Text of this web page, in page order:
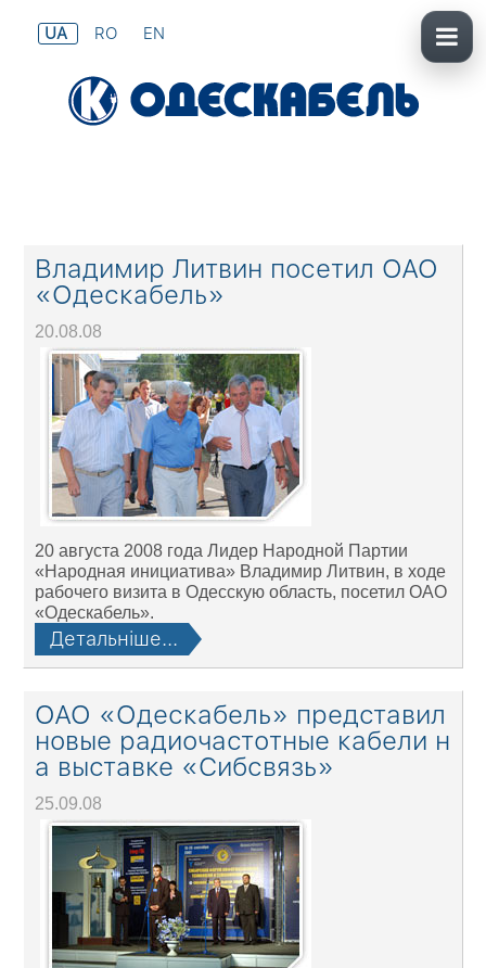
UA RO EN
Владимир Литвин посетил ОАО
«Одескабель»
20.08.08
20 августа 2008 года Лидер Народной Партии
«Народная инициатива» Владимир Литвин, в ходе
рабочего визита в Одесскую область, посетил ОАО
«Одескабель».
Детальніше...
ОАО «Одескабель» представил
новые радиочастотные кабели н
а выставке «Сибсвязь»
25.09.08